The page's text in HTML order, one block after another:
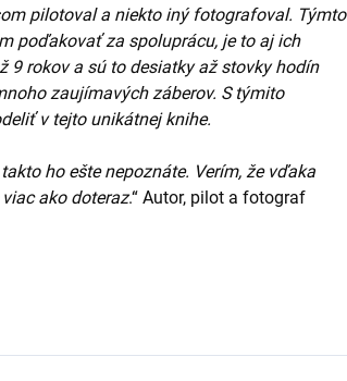
pilotoval a niekto iný fotografoval. Týmto
poďakovať za spoluprácu, je to aj ich
9 rokov a sú to desiatky až stovky hodín
zaujímavých záberov. S týmito
v tejto unikátnej knihe.
ho ešte nepoznáte. Verím, že vďaka
ako doteraz.“ Autor, pilot a fotograf